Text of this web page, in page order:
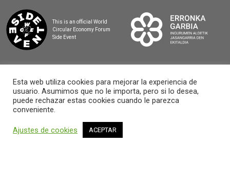
This is an official World
Circular Economy Forum
Side Event
2025 BASQUE CIRCULAR SUMMIT
Esta web utiliza cookies para mejorar la experiencia de
usuario. Asumimos que no le importa, pero si lo desea,
puede rechazar estas cookies cuando le parezca
conveniente.
Ajustes de cookies ACEPTAR